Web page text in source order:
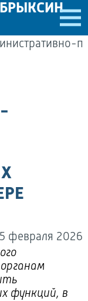
БРЫКСИН
февраля 2026
функций, в